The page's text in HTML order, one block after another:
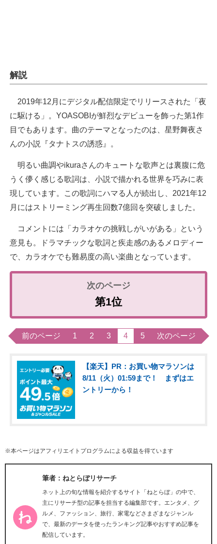
解説
2019年12月にデジタル配信限定でリリースされた「夜
に駆ける」。YOASOBIが鮮烈なデビューを飾った第1作
目でもあります。曲のテーマとなったのは、星野舞夜さ
んの小説『タナトスの誘惑』。
明るい曲調やikuraさんのキュートな歌声とは裏腹に危
うく儚く感じる歌詞は、小説で描かれる世界を巧みに表
現しています。この歌詞にハマる人が続出し、2021年12
月にはストリーミング再生回数7億回を突破しました。
コメントには「カラオケの挑戦しがいがある」という
意見も。ドラマチックな歌詞と疾走感のあるメロディー
で、カラオケでも難易度の高い楽曲となっています。
第1位
前のページ 1 2 3 4 5 次のページ
【楽天】PR：お買い物マラソンは
8/11（火）01:59まで！ まずはエ
ントリーから！
※本ページはアフィリエイトプログラムによる収益を得ています
筆者：ねとらぼリサーチ
ネット上の旬な情報を紹介するサイト「ねとらぼ」の中で、
主にリサーチ型の記事を担当する編集部です。エンタメ、グ
ルメ、ファッション、旅行、家電などさまざまなジャンル
で、最新のデータを使ったランキング記事やおすすめ記事を
配信しています。